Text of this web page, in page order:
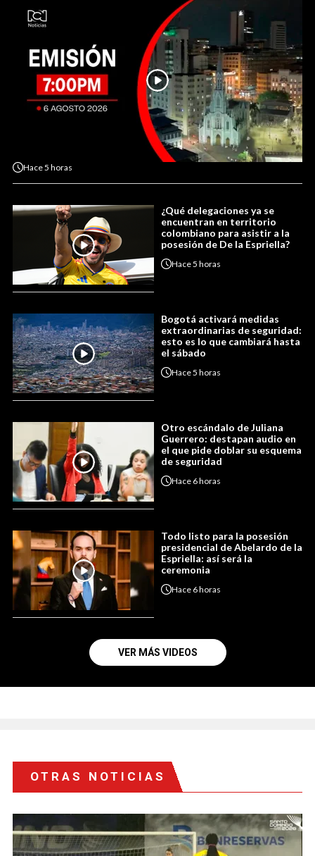
Hace5 horas
¿Qué delegaciones ya se
encuentran en territorio
colombiano para asistir a la
posesión de De la Espriella?
Hace5 horas
Bogotá activará medidas
extraordinarias de seguridad:
esto es lo que cambiará hasta
el sábado
Hace5 horas
Otro escándalo de Juliana
Guerrero: destapan audio en
el que pide doblar su esquema
de seguridad
Hace 6 horas
Todo listo para la posesión
presidencial de Abelardo de la
Espriella: así será la
ceremonia
Hace 6 horas
VER MÁS VIDEOS
OTRAS NOTICIAS